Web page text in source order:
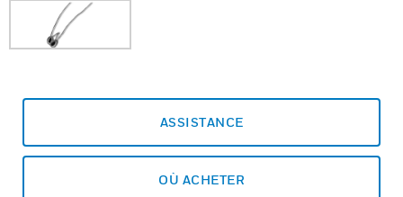
ASSISTANCE
OÙ ACHETER